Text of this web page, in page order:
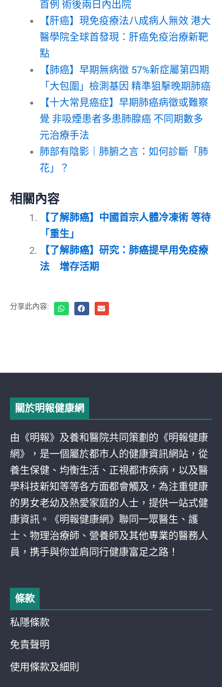
首例 術後兩日內出院
【肝癌】現免疫療法八成病人無效 港大
醫學院全球首發現：肝癌免疫治療新靶
點
【肺癌】早期無病徵 57%新症屬第四期
「大包圍」檢測基因 精準狙擊晚期肺癌
【十大常見癌症】早期肺癌病徵或難察
覺 非吸煙患者多患肺腺癌 不同期數多
元治療手法
肺部有陰影｜肺腑之言：如何診斷「肺
花」？
相關內容
【了解肺癌】中國首宗人體冷凍術 等待
「重生」
【了解肺癌】研究：肺癌提早用免疫療
法 增存活期
分享此內容:
關於明報健康網
由《明報》及養和醫院共同策劃的《明報健康
網》，是一個屬於都巿人的健康資訊網站，從
養生保健、均衡生活、正視都巿疾病，以及醫
學科技新知等等各方面都會觸及，為注重健康
的男女老幼及熱愛家庭的人士，提供一站式健
康資訊。《明報健康網》聯同一眾醫生、護
士、物理治療師、營養師及其他專業的醫務人
員，携手與你並肩同行健康富足之路！
條款
私隱條款
免責聲明
使用條款及細則